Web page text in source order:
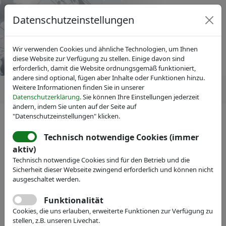
IVAM Fachverband für Mikrotechnik
Pressemitteilungen
IVAM Research stellt
internationalen Fachkreisen
neue Deutschland-Studie zur
Mikro- und Nanotechnik vor
Datenschutzeinstellungen
Wir verwenden Cookies und ähnliche Technologien, um Ihnen
diese Website zur Verfügung zu stellen. Einige davon sind
erforderlich, damit die Website ordnungsgemäß funktioniert,
andere sind optional, fügen aber Inhalte oder Funktionen hinzu.
Weitere Informationen finden Sie in unserer
Datenschutzerklärung. Sie können Ihre Einstellungen jederzeit
ändern, indem Sie unten auf der Seite auf
"Datenschutzeinstellungen" klicken.
Technisch notwendige Cookies (immer
aktiv)
Technisch notwendige Cookies sind für den Betrieb und die
Sicherheit dieser Webseite zwingend erforderlich und können nicht
ausgeschaltet werden.
Funktionalität
Cookies, die uns erlauben, erweiterte Funktionen zur Verfügung zu
stellen, z.B. unseren Livechat.